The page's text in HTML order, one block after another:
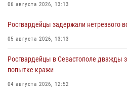
06 августа 2026, 13:13
Росгвардейцы задержали нетрезвого
05 августа 2026, 13:13
Росгвардейцы в Севастополе дважды
попытке кражи
04 августа 2026, 12:52